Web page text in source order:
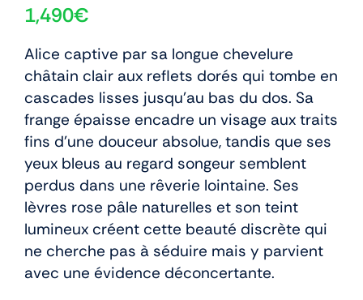
1,490€
Alice captive par sa longue chevelure
châtain clair aux reflets dorés qui tombe en
cascades lisses jusqu’au bas du dos. Sa
frange épaisse encadre un visage aux traits
fins d’une douceur absolue, tandis que ses
yeux bleus au regard songeur semblent
perdus dans une rêverie lointaine. Ses
lèvres rose pâle naturelles et son teint
lumineux créent cette beauté discrète qui
ne cherche pas à séduire mais y parvient
avec une évidence déconcertante.